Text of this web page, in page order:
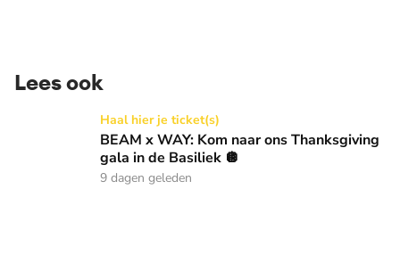
Lees ook
BEAM x WAY: Kom naar ons Thanksgiving gala in de
Haal hier je ticket(s)
BEAM x WAY: Kom naar ons Thanksgiving
gala in de Basiliek 🪩
9 dagen geleden